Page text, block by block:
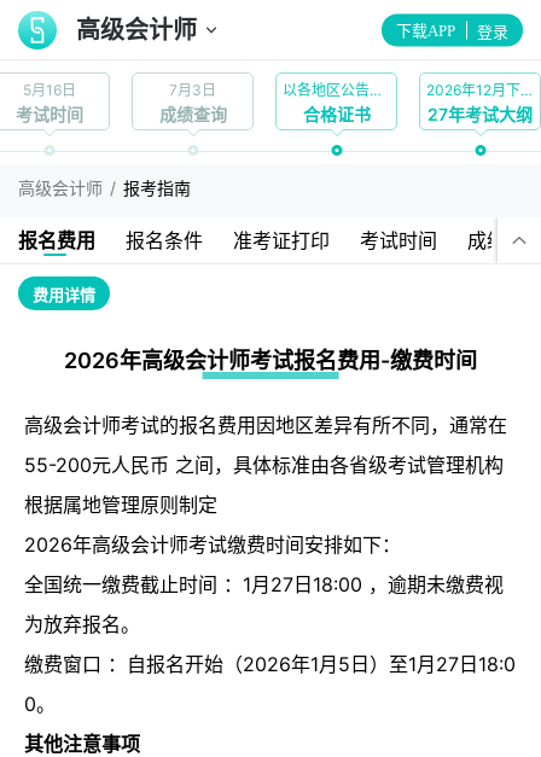
高级会计师 下载APP 登录
5月16日
考试时间
7月3日
成绩查询
以各地区公告为准
合格证书
2026年12月下旬
27年考试大纲
高级会计师 / 报考指南
报名费用 报名条件 准考证打印 考试时间 成绩查
费用详情
2026年高级会计师考试报名费用-缴费时间
高级会计师考试的报名费用因地区差异有所不同，通常在
55-200元人民币 之间，具体标准由各省级考试管理机构
根据属地管理原则制定
2026年高级会计师考试缴费时间安排如下：
全国统一缴费截止时间 ：1月27日18:00 ，逾期未缴费视
为放弃报名。
缴费窗口 ：自报名开始（2026年1月5日）至1月27日18:0
0。
其他注意事项